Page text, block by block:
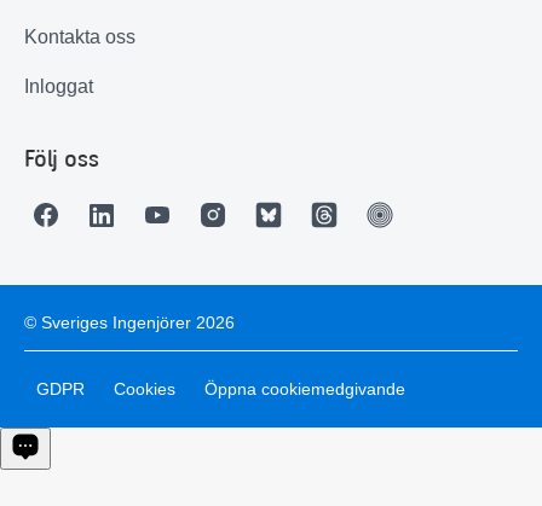
Kontakta oss
Inloggat
Följ oss
© Sveriges Ingenjörer 2026
GDPR Cookies Öppna cookiemedgivande